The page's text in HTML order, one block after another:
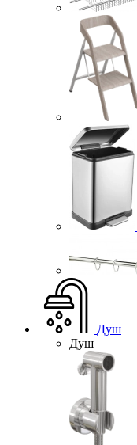
Душ
Душ